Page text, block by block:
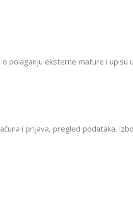
polaganju eksterne mature i upisu
i prijava, pregled podataka,